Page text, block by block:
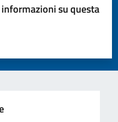
su questa
su 5
5